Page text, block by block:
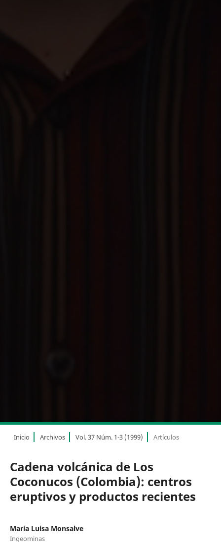
Inicio Archivos Vol. 37 Núm. 1-3 (1999) Artículos
Cadena volcánica de Los
Coconucos (Colombia): centros
eruptivos y productos recientes
María Luisa Monsalve
Ingeominas